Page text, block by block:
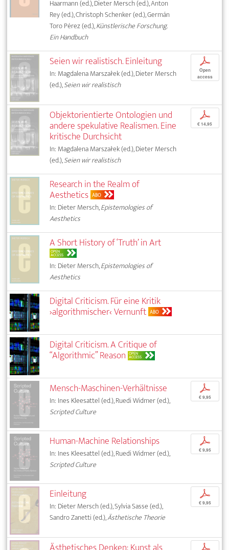
Haarmann (ed.), Dieter Mersch (ed.), Anton
Rey (ed.), Christoph Schenker (ed.), Germán
Toro Pérez (ed.),Künstlerische Forschung.
Ein Handbuch
Seien wir realistisch. Einleitung
In: Magdalena Marszałek (ed.), Dieter Mersch
(ed.),Seien wir realistisch
p
Open
access
Objektorientierte Ontologien und
andere spekulative Realismen. Eine
kritische Durchsicht
In: Magdalena Marszałek (ed.), Dieter Mersch
(ed.),Seien wir realistisch
p
€ 14,95
Research in the Realm of
Aesthetics ABO
In: Dieter Mersch,Epistemologies of
Aesthetics
A Short History of ‘Truth’ in Art
OPEN
ACCESS
In: Dieter Mersch,Epistemologies of
Aesthetics
Digital Criticism. Für eine Kritik
›algorithmischer‹ Vernunft ABO
Digital Criticism. A Critique of
“Algorithmic” Reason OPEN
ACCESS
Mensch-Maschinen-Verhältnisse
In: Ines Kleesattel (ed.), Ruedi Widmer (ed.),
Scripted Culture
p
€ 9,95
Human-Machine Relationships
In: Ines Kleesattel (ed.), Ruedi Widmer (ed.),
Scripted Culture
p
€ 9,95
Einleitung
In: Dieter Mersch (ed.), Sylvia Sasse (ed.),
Sandro Zanetti (ed.),Ästhetische Theorie
p
€ 9,95
p